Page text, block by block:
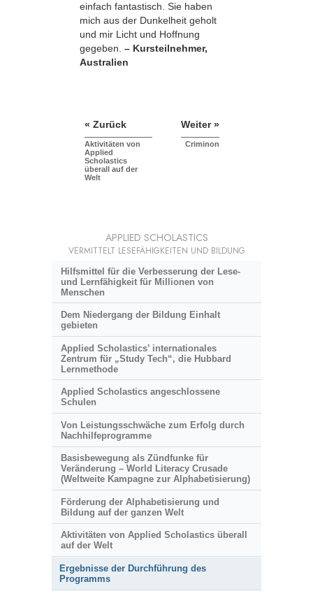
einfach fantastisch. Sie haben
mich aus der Dunkelheit geholt
und mir Licht und Hoffnung
gegeben. – Kursteilnehmer,
Australien
« Zurück
Aktivitäten von
Applied
Scholastics
überall auf der
Welt
Weiter »
Criminon
APPLIED SCHOLASTICS
VERMITTELT LESEFÄHIGKEITEN UND BILDUNG
Hilfsmittel für die Verbesserung der Lese-
und Lernfähigkeit für Millionen von
Menschen
Dem Niedergang der Bildung Einhalt
gebieten
Applied Scholastics’ internationales
Zentrum für „Study Tech“, die Hubbard
Lernmethode
Applied Scholastics angeschlossene
Schulen
Von Leistungsschwäche zum Erfolg durch
Nachhilfeprogramme
Basisbewegung als Zündfunke für
Veränderung – World Literacy Crusade
(Weltweite Kampagne zur Alphabetisierung)
Förderung der Alphabetisierung und
Bildung auf der ganzen Welt
Aktivitäten von Applied Scholastics überall
auf der Welt
Ergebnisse der Durchführung des
Programms